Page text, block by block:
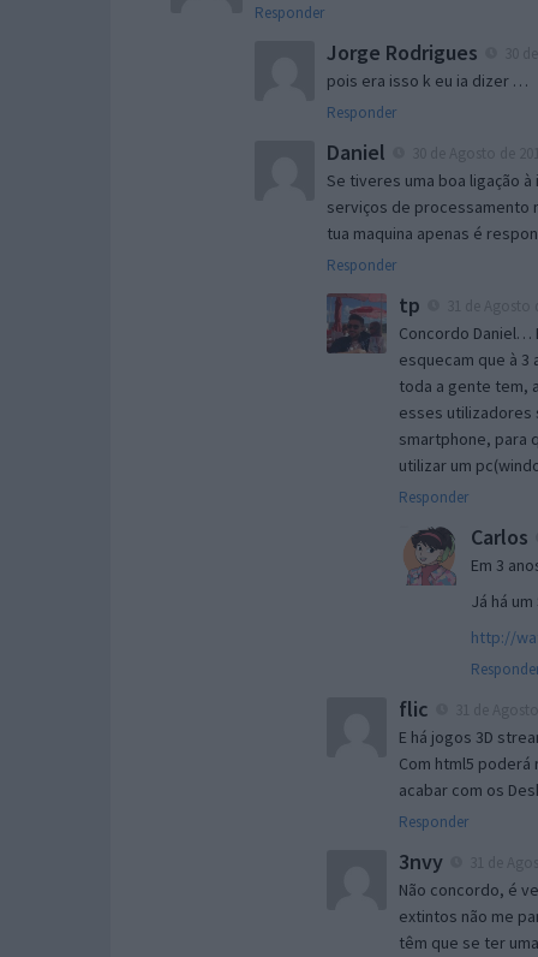
Responder
Jorge Rodrigues
pois era isso k eu ia dizer …
Responder
Daniel
Se tiveres uma boa ligação
serviços de processamento
tua maquina apenas é
Responder
tp
Concordo Daniel…
esquecam que à 3
toda a gente tem,
esses utilizadores
smartphone, para
utilizar um
Responder
Carlos
Em 3
Já há
http://
flic
E há jogos 3D
Com html5 poderá
acabar com os
Responder
3nvy
Não concordo, é
extintos não me
têm que se ter